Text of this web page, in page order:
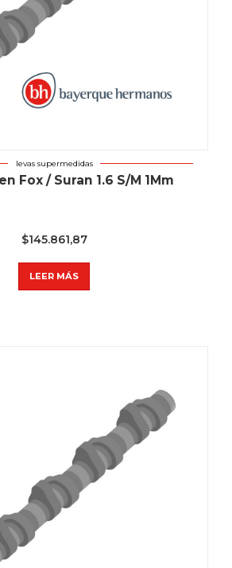
levas supermedidas
Fox / Suran 1.6 S/M 1Mm
$145.861,87
LEER MÁS